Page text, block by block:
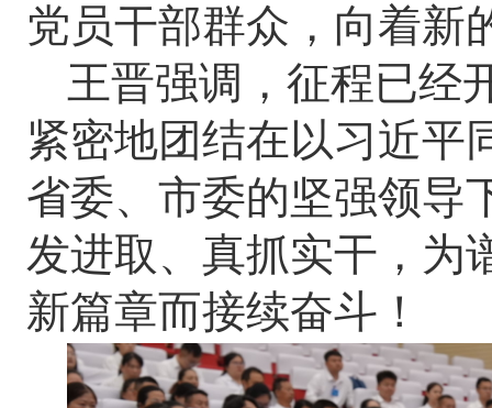
党员干部群众，向着新
王晋强调，征程已经
紧密地团结在以习近平
省委、市委的坚强领导
发进取、真抓实干，为
新篇章而接续奋斗！